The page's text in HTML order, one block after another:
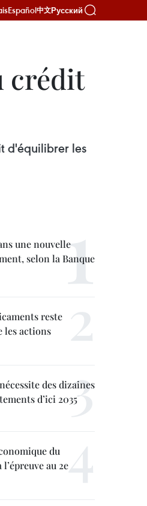
Español中文Русский
crédit
d'équilibrer les
une nouvelle
selon la Banque
reste
les actions
des dizaines
d’ici 2035
du
au 2e